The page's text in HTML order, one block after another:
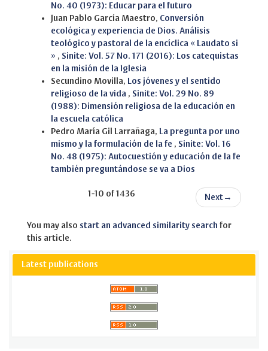
No. 40 (1973): Educar para el futuro
Juan Pablo García Maestro, Conversión
ecológica y experiencia de Dios. Análisis
teológico y pastoral de la encíclica « Laudato si
» , Sinite: Vol. 57 No. 171 (2016): Los catequistas
en la misión de la Iglesia
Secundino Movilla, Los jóvenes y el sentido
religioso de la vida , Sinite: Vol. 29 No. 89
(1988): Dimensión religiosa de la educación en
la escuela católica
Pedro María Gil Larrañaga, La pregunta por uno
mismo y la formulación de la fe , Sinite: Vol. 16
No. 48 (1975): Autocuestión y educación de la fe
también preguntándose se va a Dios
1-10 of 1436 Next →
You may also start an advanced similarity search for
this article.
Latest publications